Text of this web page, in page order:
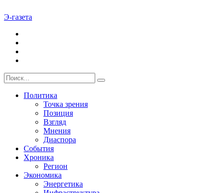
Э-газета
Политика
Точка зрения
Позиция
Взгляд
Мнения
Диаспора
События
Хроника
Регион
Экономика
Энергетика